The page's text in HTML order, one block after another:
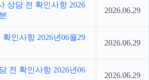
상담 전 확인사항 2026
2026.06.29
인사항 2026년06월29
2026.06.29
전 확인사항 2026년06
2026.06.29